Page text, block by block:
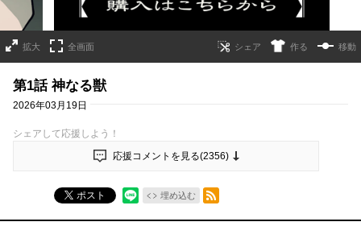
拡大 全画面 作る 移動
第1話 神なる獣
2026年03月19日
シェアして応援しよう！
応援コメントを見る(2356)
ポスト 埋め込む
RSSフィード